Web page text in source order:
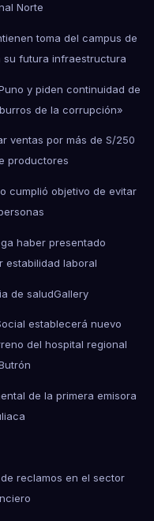
Norte
toma del campus de
su futura infraestructura
y piden continuidad de
de la corrupción»
ventas por más de S/250
productores
cumplió objetivo de evitar
haber presentado
estabilidad laboral
de saludGallery
establecerá nuevo
del hospital regional
de la primera emisora
reclamos en el sector